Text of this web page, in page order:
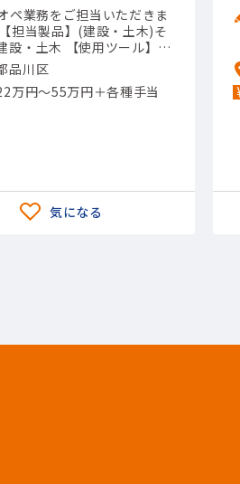
ペ業務をご担当いただきま
担当製品】(建設・土木)そ
設・土木 【使用ツール】Au
品川区
万円〜55万円＋各種手当